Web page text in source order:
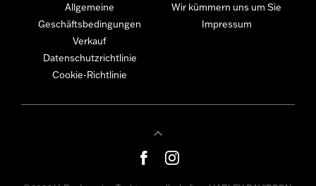
Allgemeine
Geschäftsbedingungen
Verkauf
Datenschutzrichtlinie
Cookie-Richtlinie
Wir kümmern uns um Sie
Impressum